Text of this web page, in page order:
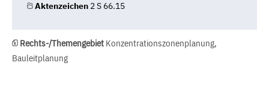
Aktenzeichen 2 S 66.15
Rechts-/Themengebiet Konzentrationszonenplanung,
Bauleitplanung